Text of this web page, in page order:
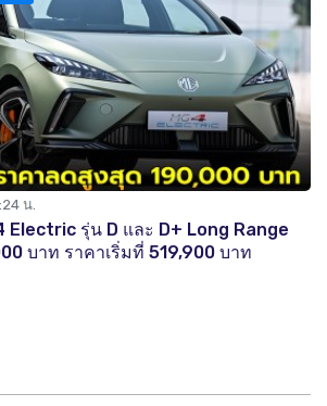
น.
Electric รุ่น D และ D+ Long Range
บาท ราคาเริ่มที่ 519,900 บาท